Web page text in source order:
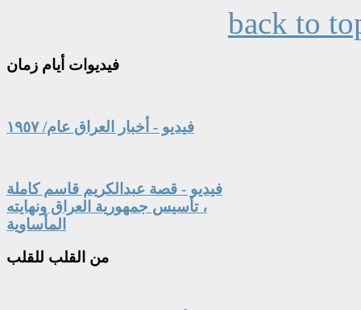
back to
فيديوات أيام زمان
فيديو - أخبار العراق عام/ ١٩٥٧
فيديو - قصة عبدالكريم قاسم كاملة
، تأسيس جمهورية العراق ونهايته
المأساوية
من القلب للقلب